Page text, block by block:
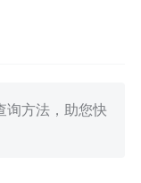
询方法，助您快